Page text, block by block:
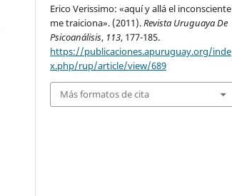
Erico Verissimo: «aquí y allá el inconsciente
me traiciona». (2011).Revista Uruguaya De
Psicoanálisis, 113, 177-185.
https://publicaciones.apuruguay.org/inde
x.php/rup/article/view/689
Más formatos de cita